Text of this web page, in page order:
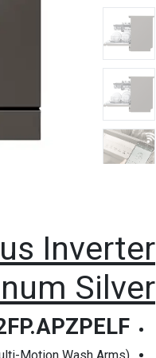
Inverter
Silver